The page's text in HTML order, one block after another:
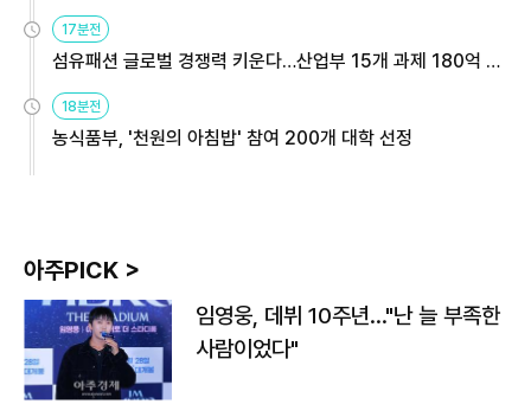
17분전
섬유패션 글로벌 경쟁력 키운다…산업부 15개 과제 180억 지
18분전
농식품부, '천원의 아침밥' 참여 200개 대학 선정
아주PICK >
임영웅, 데뷔 10주년…"난 늘 부족한
사람이었다"